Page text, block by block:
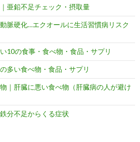
亜鉛不足チェック・摂取量
脈硬化…エクオールに生活習慣病リスク
10の食事・食べ物・食品・サプリ
多い食べ物・食品・サプリ
｜肝臓に悪い食べ物（肝臓病の人が避け
分不足からくる症状